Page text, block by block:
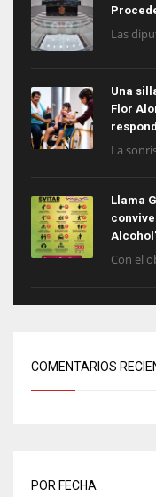
Las
Una
Flor
La
Llama
Con el
COMENTARIOS
POR FECHA